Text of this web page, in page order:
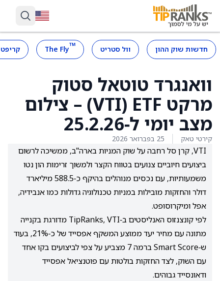
חדשות שוק ההון וול סטריט ™
The Fly
וואנגרד טוטאל סטוק
מרקט ETF ‏(VTI) – צילום
מצב יומי ל‑25.2.26
קירטי טאק 25 בפברואר 2026
VTI, קרן סל רחבה על שוק המניות בארה"ב, ממשיכה לרשום
ביצועים חיוביים צנועים בטווח הקצר ולמשוך זרימות הון נטו
משמעותיות, עם נכסים מנוהלים בהיקף כ‑588.5 מיליארד
דולר והחזקות מובילות במניות טכנולוגיה גדולות כמו אנבידיה,
אפל ומיקרוסופט.
לפי קונצנזוס האנליסטים ב‑TipRanks, VTI מדורגת בקנייה
מתונה עם מחיר יעד ממוצע המשקף אפסייד של כ‑21%, בעוד
ש‑Smart Score ברמה 7 מצביע על צפי לביצועים בקו אחד
עם השוק, לצד החזקות בולטות עם פוטנציאל אפסייד
ודאונסייד גבוהים.